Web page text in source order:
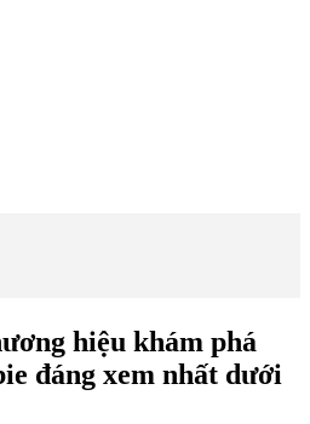
hiệu khám phá
đáng xem nhất dưới